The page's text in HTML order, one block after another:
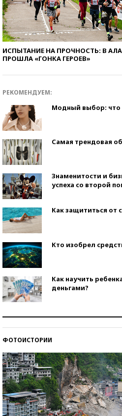
ИСПЫТАНИЕ НА ПРОЧНОСТЬ: В
ПРОШЛА «ГОНКА ГЕРОЕВ»
РЕКОМЕНДУЕМ:
Модный выбор: что
Самая трендовая
Знаменитости и
успеха со второй
Как защититься от
Кто изобрел
Как научить
деньгами?
ФОТОИСТОРИИ